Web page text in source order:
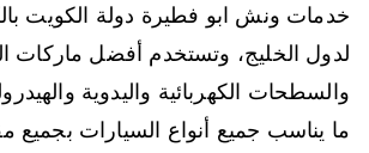
خدمات ونش ابو فطيرة دولة الكويت
لدول الخليج، وتستخدم أفضل ماركات
والسطحات الكهربائية واليدوية
ما يناسب جميع أنواع السيارات بجميع